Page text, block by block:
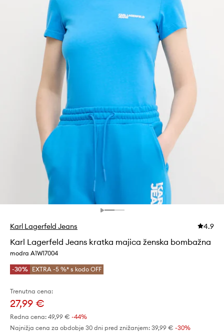
Karl Lagerfeld Jeans 4.9
Karl Lagerfeld Jeans kratka majica ženska bombažna
modra A1W17004
-30% EXTRA -5 %* s kodo OFF
Trenutna cena:
27,99 €
Redna cena: 49,99 € -44%
Najnižja cena za obdobje 30 dni pred znižanjem: 39,99 € -30%